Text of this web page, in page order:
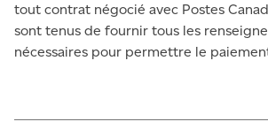
tout contrat négocié avec Postes
sont tenus de fournir tous les
nécessaires pour permettre le